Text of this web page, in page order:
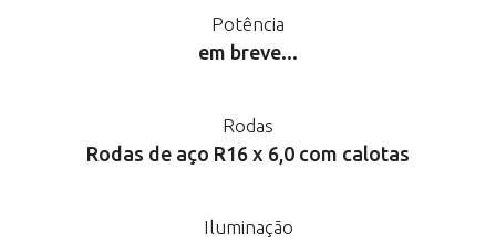
Potência
em breve...
Rodas
Rodas de aço R16 x 6,0 com calotas
Iluminação